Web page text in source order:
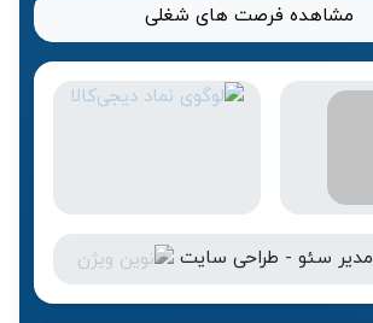
مشاهده فرصت های شغلی
مدیر سئو - طراحی سایت